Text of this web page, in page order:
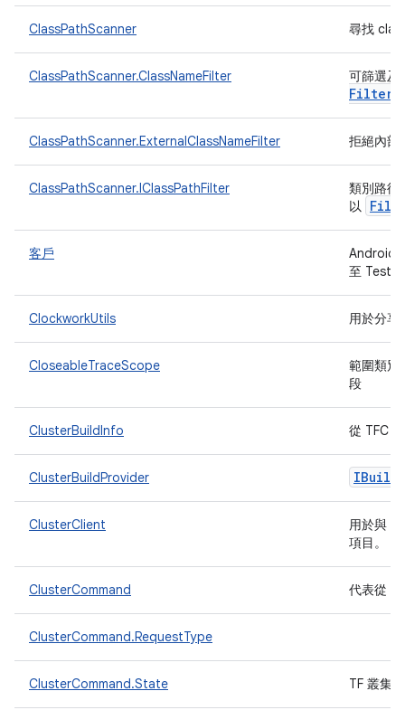
ClassPathScanner 尋找
ClassPathScanner.ClassNameFilter 可篩選及
Filter
ClassPathScanner.ExternalClassNameFilter 拒絕內部
ClassPathScanner.IClassPathFilter
類別路徑
以
客戶
Android
至 Test
ClockworkUtils 用於分享
CloseableTraceScope
範圍類
段
ClusterBuildInfo 從 TFC
ClusterBuildProvider IBuild
ClusterClient
用於與
項目。
ClusterCommand 代表從
ClusterCommand.RequestType
ClusterCommand.State TF 叢集